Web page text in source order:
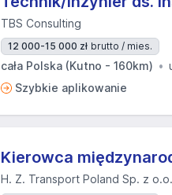
TBS Consulting
12 000-15 000 zł brutto / mies.
cała Polska (Kutno - 160km)
Szybkie aplikowanie
Kierowca
H. Z. Transport Poland Sp. z o.o.